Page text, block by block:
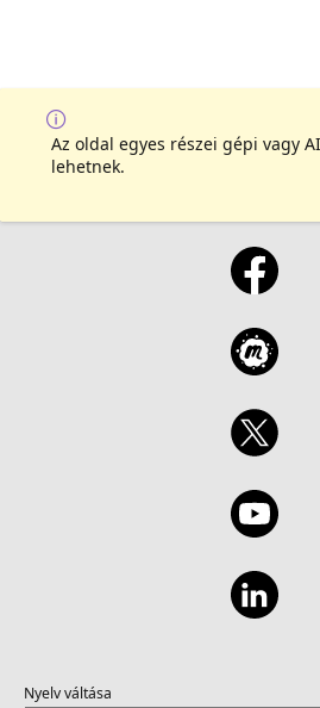
Az oldal egyes részei gépi vagy
lehetnek.
Nyelv váltása